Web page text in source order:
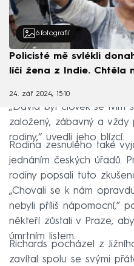
6 fotografií
Policisté mě svlékli
líčí žena z Indie. Chtěla
24. zář 2024, 15:10
„David byl člověk se lvím
založený, zábavný a vždy
rodiny,“ uvedli jeho blízcí.
Rodina zesnulého také
jednáním českých úřadů.
rodiny popsali tuto
„Chovali se k nám
nebyli příliš nápomocní,”
někteří zůstali v Praze,
úmrtním listem.
Richards pocházel z
zavítal spolu se svými